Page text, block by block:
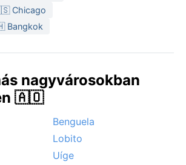
időnként erős szél fújhat, de
kirándulást. Az esős évszak rövid,
számára.
Chicago
nagyvárosokban
🇦🇴
Benguela
Lobito
Uíge